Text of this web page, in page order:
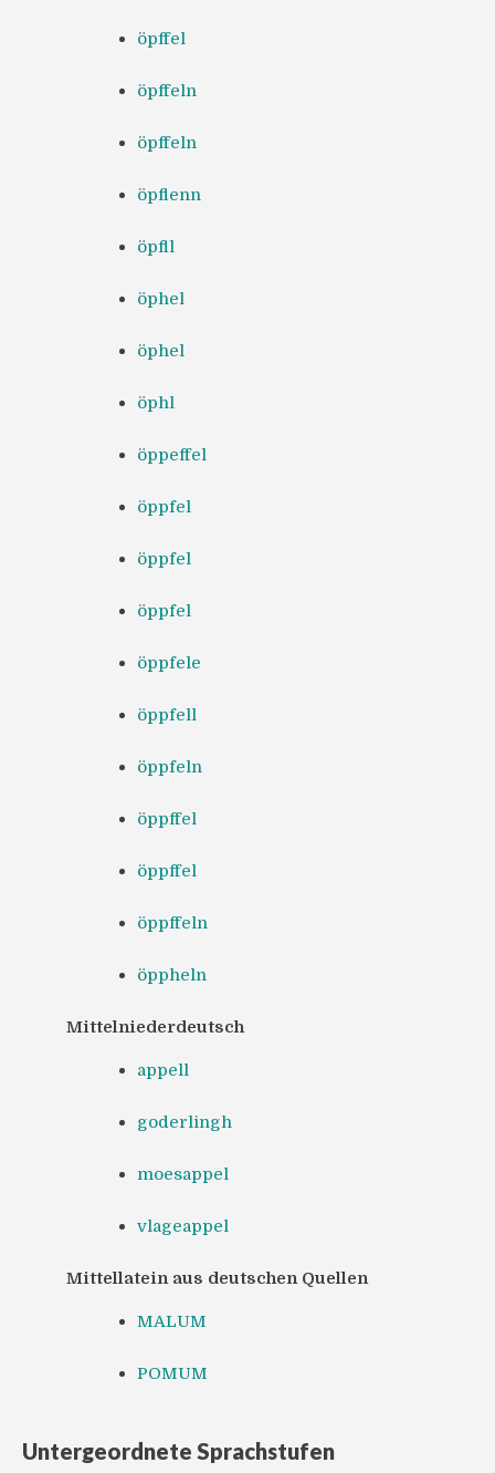
öpffel
öpffeln
öpffeln
öpflenn
öpfll
öphel
öphel
öphl
öppeffel
öppfel
öppfel
öppfel
öppfele
öppfell
öppfeln
öppffel
öppffel
öppffeln
öppheln
Mittelniederdeutsch
appell
goderlingh
moesappel
vlageappel
Mittellatein aus deutschen Quellen
MALUM
POMUM
Untergeordnete Sprachstufen